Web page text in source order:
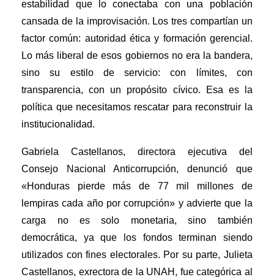
estabilidad que lo conectaba con una población
cansada de la improvisación. Los tres compartían un
factor común: autoridad ética y formación gerencial.
Lo más liberal de esos gobiernos no era la bandera,
sino su estilo de servicio: con límites, con
transparencia, con un propósito cívico. Esa es la
política que necesitamos rescatar para reconstruir la
institucionalidad.
Gabriela Castellanos, directora ejecutiva del
Consejo Nacional Anticorrupción, denunció que
«Honduras pierde más de 77 mil millones de
lempiras cada año por corrupción» y advierte que la
carga no es solo monetaria, sino también
democrática, ya que los fondos terminan siendo
utilizados con fines electorales. Por su parte, Julieta
Castellanos, exrectora de la UNAH, fue categórica al